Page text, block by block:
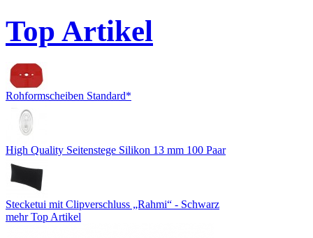
Top Artikel
Rohformscheiben Standard*
High Quality Seitenstege Silikon 13 mm 100 Paar
Stecketui mit Clipverschluss „Rahmi“ - Schwarz
mehr Top Artikel